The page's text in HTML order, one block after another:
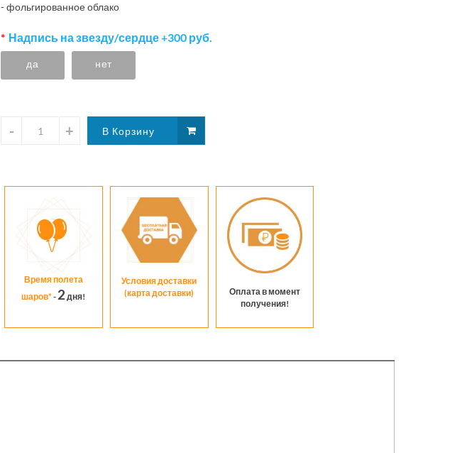
- фольгированное облако
Надпись на звезду/сердце +300 руб.
да нет
Время полета
шаров*- 2 дня!
Условия доставки
(карта доставки)
Оплата в момент
получения!